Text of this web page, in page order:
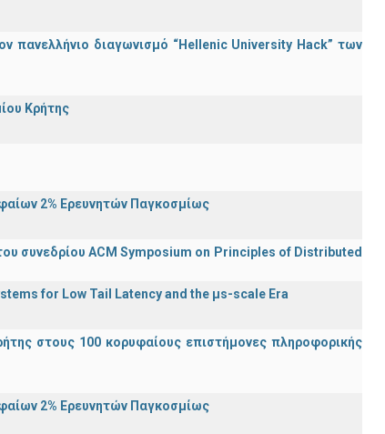
πανελλήνιο διαγωνισμό “Hellenic University Hack” των
Κρήτης
2% Ερευνητών Παγκοσμίως
συνεδρίου ACM Symposium on Principles of Distributed
for Low Tail Latency and the μs-scale Era
στους 100 κορυφαίους επιστήμονες πληροφορικής
2% Ερευνητών Παγκοσμίως